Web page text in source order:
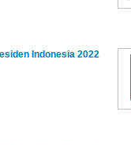
Indonesia 2022